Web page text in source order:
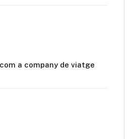
a company de viatge